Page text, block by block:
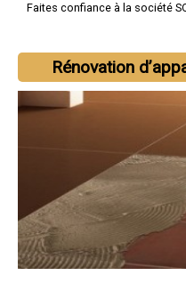
Faites confiance à la société
Rénovation